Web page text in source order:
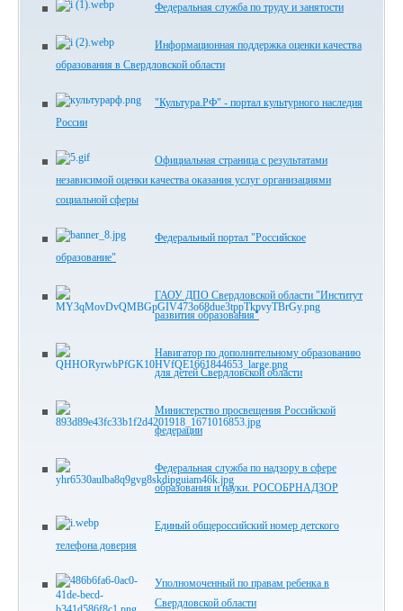
Федеральная служба по труду и занятости
Информационная поддержка оценки качества
образования в Свердловской области
"Культура.РФ" - портал культурного наследия
России
Официальная страница с результатами
независимой оценки качества оказания услуг организациями
социальной сферы
Федеральный портал "Российское
образование"
ГАОУ ДПО Свердловской области "Институт
развития образования"
Навигатор по дополнительному образованию
для детей Свердловской области
Министерство просвещения Российской
федерации
Федеральная служба по надзору в сфере
образования и науки. РОСОБРНАДЗОР
Единый общероссийский номер детского
телефона доверия
Уполномоченный по правам ребенка в
Свердловской области